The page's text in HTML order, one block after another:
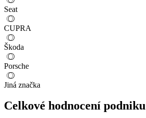
Seat
CUPRA
Škoda
Porsche
Jiná značka
Celkové hodnocení podniku